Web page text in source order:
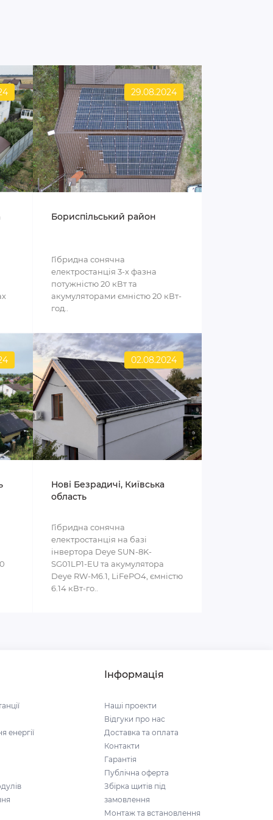
29.08.2024
Бориспільський район
Гібридна сонячна
електростанція 3-х фазна
потужністю 20 кВт та
акумуляторами ємністю 20 кВт-
год..
02.08.2024
Нові Безрадичі, Київська
область
Гібридна сонячна
електростанція на базі
інвертора Deye SUN-8K-
SG01LP1-EU та акумулятора
Deye RW-M6.1, LiFePO4, ємністю
6.14 кВт-го..
енергії
Інформація
Наші проекти
Відгуки про нас
Доставка та оплата
Контакти
Гарантія
Публічна оферта
Збірка щитів під
замовлення
Монтаж та встановлення